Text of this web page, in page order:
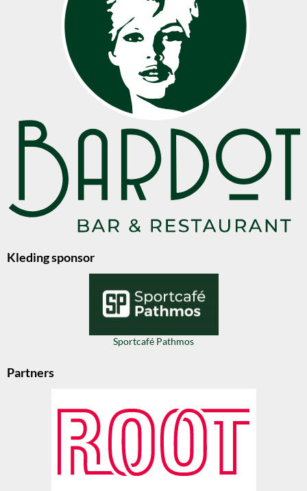
Kleding sponsor
Sportcafé Pathmos
Partners